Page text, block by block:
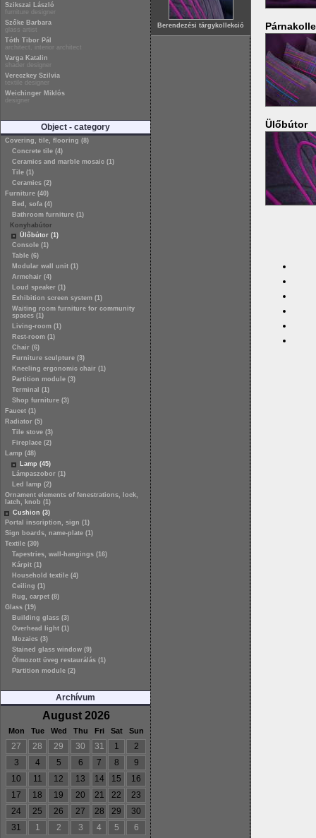
Szikszai László
furniture designer
Szőke Barbara
glass artist
Tóth Tibor Pál
architect, interior architect
Varga Katalin
shader designer
Vereczkey Szilvia
textile designer
Weichinger Miklós
designer
Object - category
Covering, tile, flooring (8)
Concrete tile (4)
Ceramics and marble mosaic (1)
Tile (1)
Ceramics (2)
Furniture (40)
Bed, sofa (4)
Bathroom furniture (1)
Konyhabútor
Ülőbútor (1)
Console (1)
Table (6)
Modular wall unit (1)
Armchair (4)
Loud speaker (1)
Exhibition screen system (1)
Waiting room furniture for community
spaces (1)
Living-room (1)
Rest-room (1)
Chair (6)
Furniture sculpture (3)
Kneeling ergonomic chair (1)
Partition module (3)
Terminal (1)
Shop furniture (3)
Faucet (1)
Radiator (5)
Tile stove (3)
Fireplace (2)
Lamp (48)
Lamp (45)
Lámpaszobor (1)
Led lamp (2)
Ornament elements of fenestrations, lock,
latch, knob (1)
Cushion (3)
Portal inscription, sign (1)
Sign boards, name-plate (1)
Textile (30)
Tapestries, wall-hangings (16)
Kárpit (1)
Household textile (4)
Ceiling (1)
Rug, carpet (8)
Glass (19)
Building glass (3)
Overhead light (1)
Mozaics (3)
Stained glass window (9)
Ólmozott üveg restaurálás (1)
Partition module (2)
Archívum
August 2026
Mon Tue Wed Thu Fri Sat Sun
27 28 29 30 31 1
2
3
4 5 6 7 8
9
10
11 12 13 14 15
16
17
18 19 20 21 22
23
24
25 26 27 28 29
30
31
1 2 3 4 5 6
Berendezési tárgykollekció
Ülőbútor